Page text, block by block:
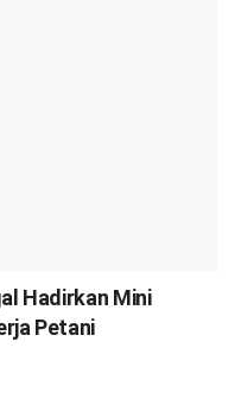
Hadirkan Mini
Petani